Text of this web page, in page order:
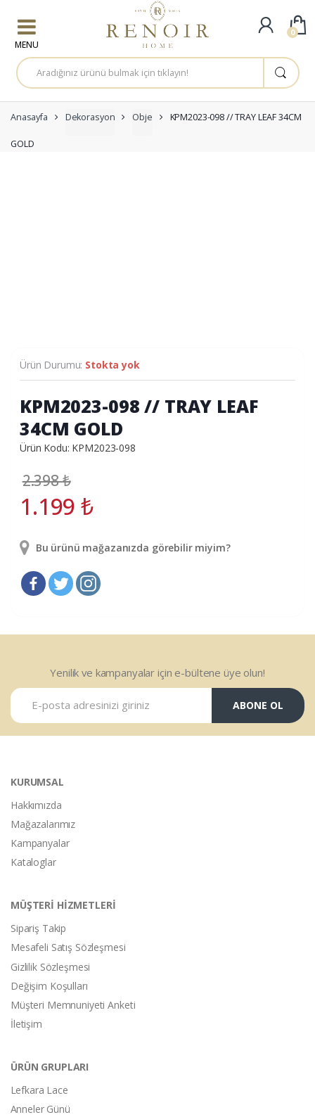
A
r
a
a
:
Anasayfa Dekorasyon Obje KPM2023-098 // TRAY LEAF 34CM
GOLD
Ürün Durumu: Stokta yok
KPM2023-098 // TRAY LEAF
34CM GOLD
Ürün Kodu: KPM2023-098
2.398₺
1.199₺
Bu ürünü mağazanızda görebilir miyim?
Yenilik ve kampanyalar için e-bültene üye olun!
ABONE OL
KURUMSAL
Hakkımızda
Mağazalarımız
Kampanyalar
Kataloglar
MÜŞTERİ HİZMETLERİ
Sipariş Takip
Mesafeli Satış Sözleşmesi
Gizlilik Sözleşmesi
Değişim Koşulları
Müşteri Memnuniyeti Anketi
İletişim
ÜRÜN GRUPLARI
Lefkara Lace
Anneler Günü
0